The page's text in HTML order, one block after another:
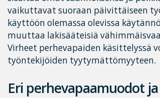
vaikuttavat suoraan päivittäiseen
käyttöön olemassa olevissa
muuttaa lakisääteisiä
Virheet perhevapaiden käsittelyssä
työntekijöiden tyytymättömyyteen.
Eri perhevapaamuodot